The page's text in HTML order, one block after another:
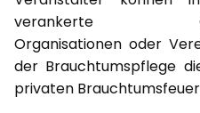
verankerte
Organisationen oder
der Brauchtumspflege
privaten